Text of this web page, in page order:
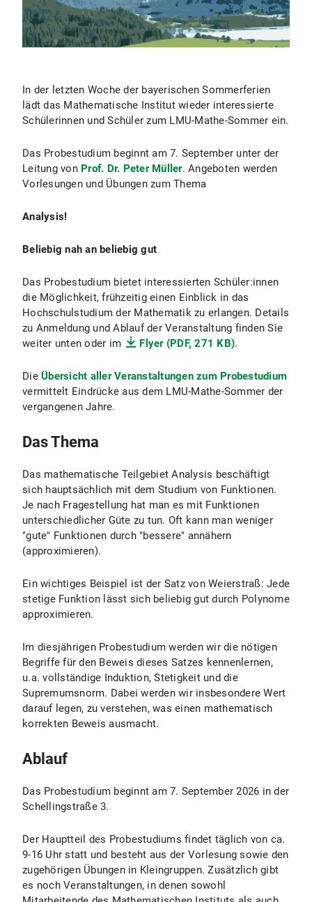
In der letzten Woche der bayerischen Sommerferien
lädt das Mathematische Institut wieder interessierte
Schülerinnen und Schüler zum LMU-Mathe-Sommer ein.
Das Probestudium beginnt am 7. September unter der
Leitung von Prof. Dr. Peter Müller. Angeboten werden
Vorlesungen und Übungen zum Thema
Analysis!
Beliebig nah an beliebig gut
Das Probestudium bietet interessierten Schüler:innen
die Möglichkeit, frühzeitig einen Einblick in das
Hochschulstudium der Mathematik zu erlangen. Details
zu Anmeldung und Ablauf der Veranstaltung finden Sie
weiter unten oder im
Flyer (PDF, 271 KB).
Die Übersicht aller Veranstaltungen zum Probestudium
vermittelt Eindrücke aus dem LMU-Mathe-Sommer der
vergangenen Jahre.
Das Thema
Das mathematische Teilgebiet Analysis beschäftigt
sich hauptsächlich mit dem Studium von Funktionen.
Je nach Fragestellung hat man es mit Funktionen
unterschiedlicher Güte zu tun. Oft kann man weniger
"gute" Funktionen durch "bessere" annähern
(approximieren).
Ein wichtiges Beispiel ist der Satz von Weierstraß: Jede
stetige Funktion lässt sich beliebig gut durch Polynome
approximieren.
Im diesjährigen Probestudium werden wir die nötigen
Begriffe für den Beweis dieses Satzes kennenlernen,
u.a. vollständige Induktion, Stetigkeit und die
Supremumsnorm. Dabei werden wir insbesondere Wert
darauf legen, zu verstehen, was einen mathematisch
korrekten Beweis ausmacht.
Ablauf
Das Probestudium beginnt am 7. September 2026 in der
Schellingstraße 3.
Der Hauptteil des Probestudiums findet täglich von ca.
9-16 Uhr statt und besteht aus der Vorlesung sowie den
zugehörigen Übungen in Kleingruppen. Zusätzlich gibt
es noch Veranstaltungen, in denen sowohl